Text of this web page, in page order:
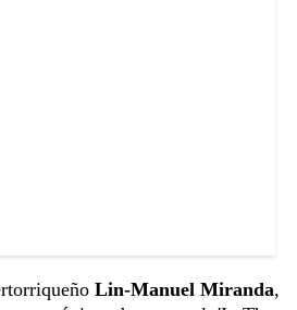
Lin-Manuel Miranda,